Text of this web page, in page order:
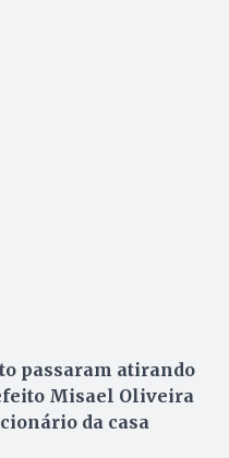
passaram atirando
Misael Oliveira
da casa